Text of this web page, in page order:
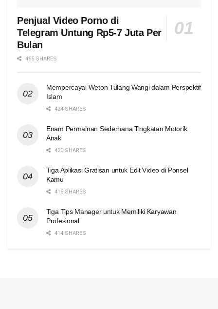
Penjual Video Porno di
Telegram Untung Rp5-7 Juta Per
Bulan
465 SHARES
Mempercayai Weton Tulang Wangi dalam Perspektif
Islam
424 SHARES
Enam Permainan Sederhana Tingkatan Motorik
Anak
420 SHARES
Tiga Aplikasi Gratisan untuk Edit Video di Ponsel
Kamu
416 SHARES
Tiga Tips Manager untuk Memiliki Karyawan
Profesional
414 SHARES